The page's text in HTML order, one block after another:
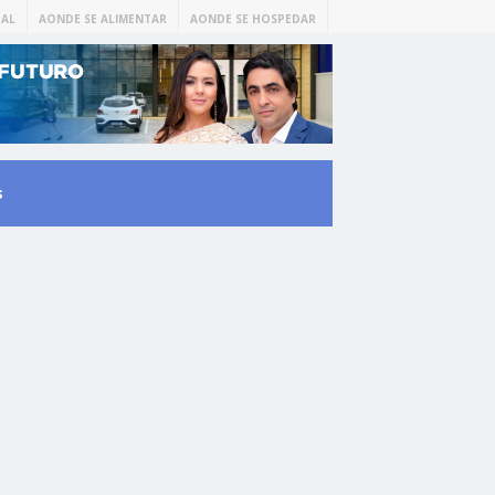
AONDE SE ALIMENTAR AONDE SE HOSPEDAR